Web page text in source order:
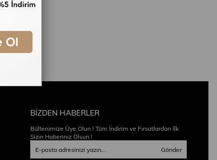
BİZDEN HABERLER
Bültenimize Üye Olun ! Tüm İndirim ve Fırsatlardan İlk
Sizin Haberiniz Olsun !
Gönder